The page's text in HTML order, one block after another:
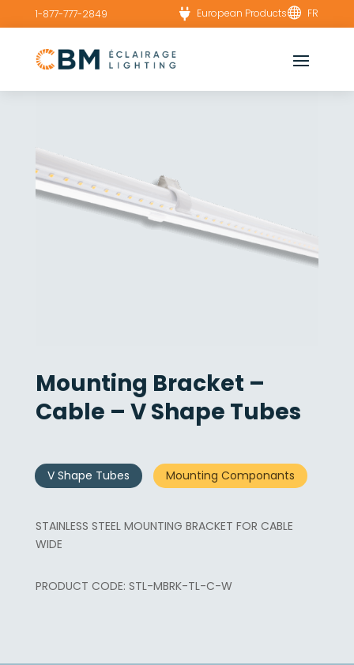
1-877-777-2849  European Products FR
Mounting Bracket –
Cable – V Shape Tubes
V Shape Tubes Mounting Componants
STAINLESS STEEL MOUNTING BRACKET FOR CABLE
WIDE
STL-MBRK-TL-C-W